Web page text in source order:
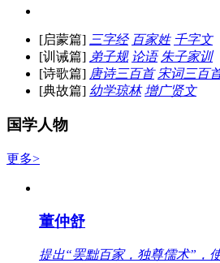
[启蒙篇] 三字经 百家姓 千字文
[训诫篇] 弟子规 论语 朱子家训
[诗歌篇] 唐诗三百首 宋词三百
[典故篇] 幼学琼林 增广贤文
国学人物
更多>
董仲舒
提出“罢黜百家，独尊儒术”，